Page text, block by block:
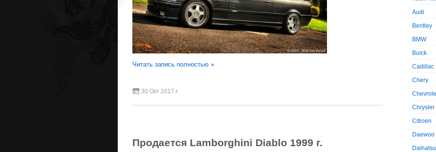
Читать запись полностью »
30 Окт 2017 г.
Продается Lamborghini Diablo 1999 г.
Audi
Bentley
BMW
Buick
Cadillac
Chery
Chrysler
Citroen
Daewoo
Daihatsu